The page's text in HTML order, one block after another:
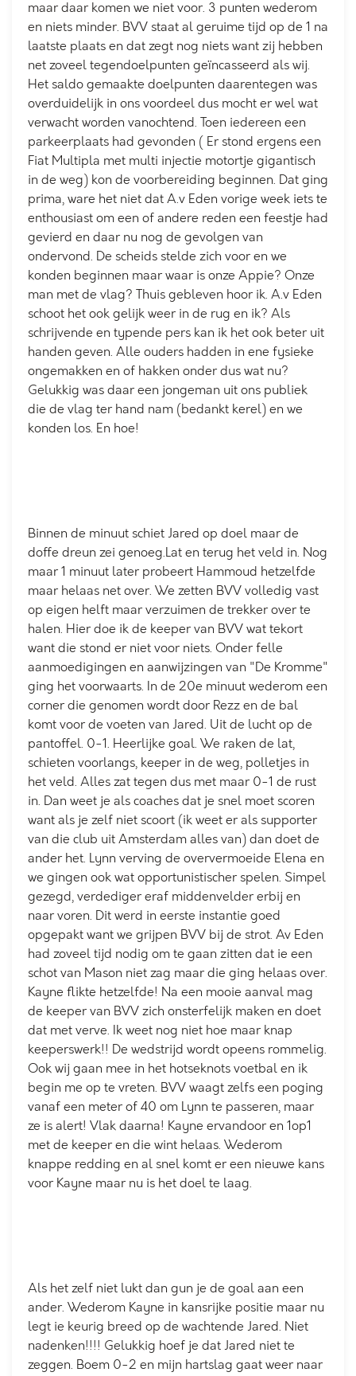
maar daar komen we niet voor. 3 punten wederom
en niets minder. BVV staat al geruime tijd op de 1 na
laatste plaats en dat zegt nog niets want zij hebben
net zoveel tegendoelpunten geïncasseerd als wij.
Het saldo gemaakte doelpunten daarentegen was
overduidelijk in ons voordeel dus mocht er wel wat
verwacht worden vanochtend. Toen iedereen een
parkeerplaats had gevonden ( Er stond ergens een
Fiat Multipla met multi injectie motortje gigantisch
in de weg) kon de voorbereiding beginnen. Dat ging
prima, ware het niet dat A.v Eden vorige week iets te
enthousiast om een of andere reden een feestje had
gevierd en daar nu nog de gevolgen van
ondervond. De scheids stelde zich voor en we
konden beginnen maar waar is onze Appie? Onze
man met de vlag? Thuis gebleven hoor ik. A.v Eden
schoot het ook gelijk weer in de rug en ik? Als
schrijvende en typende pers kan ik het ook beter uit
handen geven. Alle ouders hadden in ene fysieke
ongemakken en of hakken onder dus wat nu?
Gelukkig was daar een jongeman uit ons publiek
die de vlag ter hand nam (bedankt kerel) en we
konden los. En hoe!
Binnen de minuut schiet Jared op doel maar de
doffe dreun zei genoeg.Lat en terug het veld in. Nog
maar 1 minuut later probeert Hammoud hetzelfde
maar helaas net over. We zetten BVV volledig vast
op eigen helft maar verzuimen de trekker over te
halen. Hier doe ik de keeper van BVV wat tekort
want die stond er niet voor niets. Onder felle
aanmoedigingen en aanwijzingen van "De Kromme"
ging het voorwaarts. In de 20e minuut wederom een
corner die genomen wordt door Rezz en de bal
komt voor de voeten van Jared. Uit de lucht op de
pantoffel. 0-1. Heerlijke goal. We raken de lat,
schieten voorlangs, keeper in de weg, polletjes in
het veld. Alles zat tegen dus met maar 0-1 de rust
in. Dan weet je als coaches dat je snel moet scoren
want als je zelf niet scoort (ik weet er als supporter
van die club uit Amsterdam alles van) dan doet de
ander het. Lynn verving de oververmoeide Elena en
we gingen ook wat opportunistischer spelen. Simpel
gezegd, verdediger eraf middenvelder erbij en
naar voren. Dit werd in eerste instantie goed
opgepakt want we grijpen BVV bij de strot. Av Eden
had zoveel tijd nodig om te gaan zitten dat ie een
schot van Mason niet zag maar die ging helaas over.
Kayne flikte hetzelfde! Na een mooie aanval mag
de keeper van BVV zich onsterfelijk maken en doet
dat met verve. Ik weet nog niet hoe maar knap
keeperswerk!! De wedstrijd wordt opeens rommelig.
Ook wij gaan mee in het hotseknots voetbal en ik
begin me op te vreten. BVV waagt zelfs een poging
vanaf een meter of 40 om Lynn te passeren, maar
ze is alert! Vlak daarna! Kayne ervandoor en 1op1
met de keeper en die wint helaas. Wederom
knappe redding en al snel komt er een nieuwe kans
voor Kayne maar nu is het doel te laag.
Als het zelf niet lukt dan gun je de goal aan een
ander. Wederom Kayne in kansrijke positie maar nu
legt ie keurig breed op de wachtende Jared. Niet
nadenken!!!! Gelukkig hoef je dat Jared niet te
zeggen. Boem 0-2 en mijn hartslag gaat weer naar